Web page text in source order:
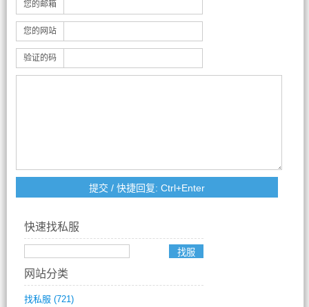
您的邮箱
您的网站
验证的码
快速找私服
网站分类
找私服 (721)